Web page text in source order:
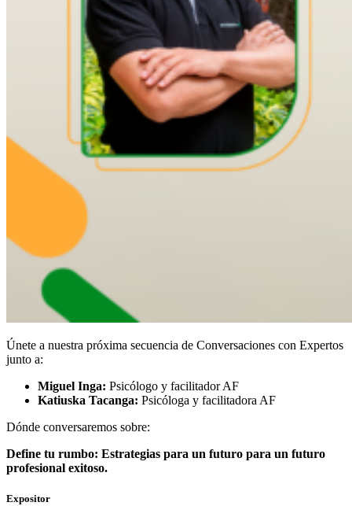
Únete a nuestra próxima secuencia de Conversaciones con Expertos
junto a:
Miguel Inga: Psicólogo y facilitador AF
Katiuska Tacanga: Psicóloga y facilitadora AF
Dónde conversaremos sobre:
Define tu rumbo: Estrategias para un futuro para un futuro
profesional exitoso.
Expositor